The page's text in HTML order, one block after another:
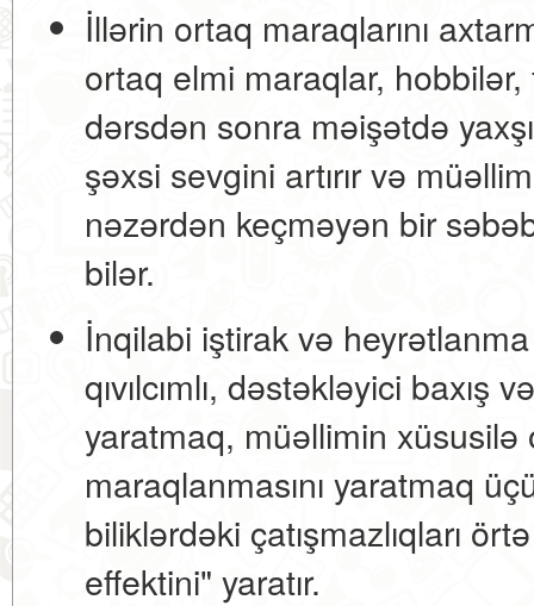
İllərin ortaq maraqlarını
ortaq elmi maraqlar, hobbilər,
dərsdən sonra məişətdə
şəxsi sevgini artırır və
nəzərdən keçməyən bir
bilər.
İnqilabi iştirak və
qıvılcımlı, dəstəkləyici baxış
yaratmaq, müəllimin
maraqlanmasını yaratmaq
biliklərdəki çatışmazlıqları
effektini" yaratır.